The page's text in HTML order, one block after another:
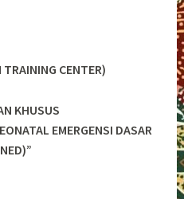
CENTER)
KHUSUS
EMERGENSI DASAR